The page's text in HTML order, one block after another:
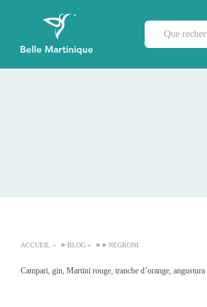
ACCUEIL » BLOG » » NEGRONI
Campari, gin, Martini rouge, tranche d’orange, angustura